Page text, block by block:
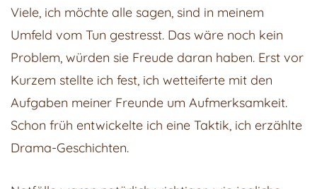
Viele, ich möchte alle sagen, sind in meinem
Umfeld vom Tun gestresst. Das wäre noch kein
Problem, würden sie Freude daran haben. Erst vor
Kurzem stellte ich fest, ich wetteiferte mit den
Aufgaben meiner Freunde um Aufmerksamkeit.
Schon früh entwickelte ich eine Taktik, ich erzählte
Drama-Geschichten.